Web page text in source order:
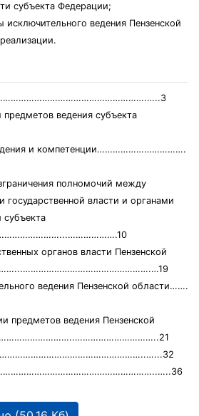
субъекта Федерации;
ведения Пензенской
ведения субъекта
и компетенции…………………………….
полномочий между
власти и органами
субъекта
органов власти Пензенской
ведения Пензенской области…….
предметов ведения Пензенской